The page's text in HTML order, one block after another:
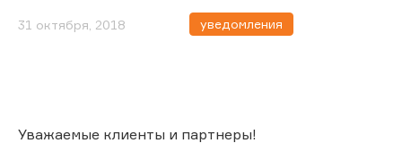
31 октября, 2018 уведомления
Уважаемые клиенты и партнеры!